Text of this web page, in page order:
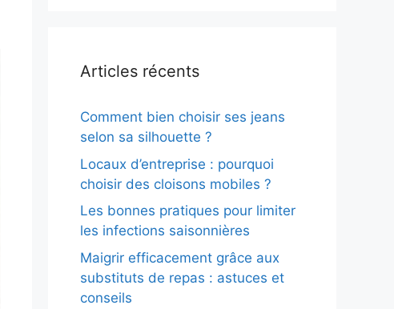
Articles récents
Comment bien choisir ses jeans
selon sa silhouette ?
Locaux d’entreprise : pourquoi
choisir des cloisons mobiles ?
Les bonnes pratiques pour limiter
les infections saisonnières
Maigrir efficacement grâce aux
substituts de repas : astuces et
conseils